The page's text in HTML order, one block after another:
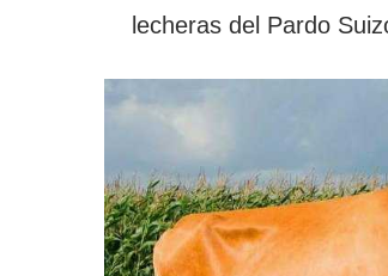
lecheras del Pardo